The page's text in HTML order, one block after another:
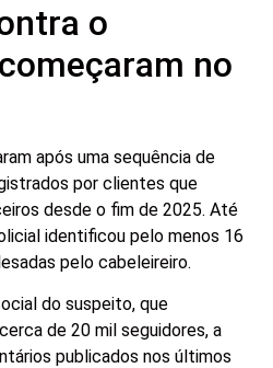
o
no
após uma sequência de
por clientes que
desde o fim de 2025. Até
identificou pelo menos 16
pelo cabeleireiro.
do suspeito, que
de 20 mil seguidores, a
publicados nos últimos